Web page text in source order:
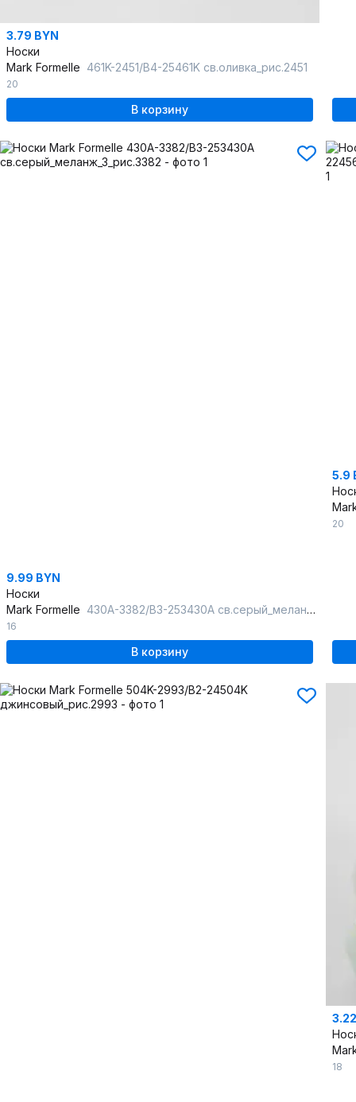
3.79 BYN
Носки
Mark Formelle 461K-2451/B4-25461K св.оливка_рис.2451
20
В корзину
9.99 BYN
Носки
Mark Formelle 430A-3382/B3-253430A св.серый_меланж_3_рис.3382
16
В корзину
5.9
20
18